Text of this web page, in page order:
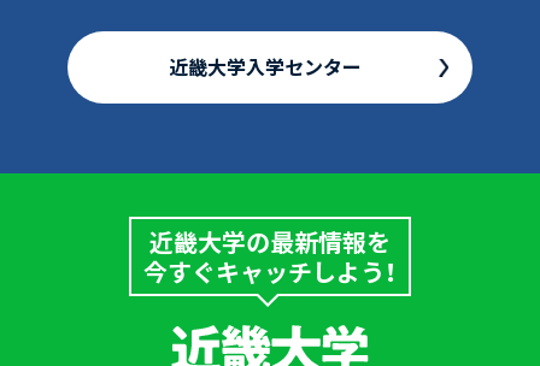
近畿大学入学センター
近畿大学の最新情報を
今すぐキャッチしよう！